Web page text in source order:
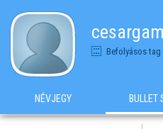
Befolyásos tag
NÉVJEGY BULLET